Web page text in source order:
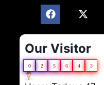
Our Visitor
0 2 5 6 4 3